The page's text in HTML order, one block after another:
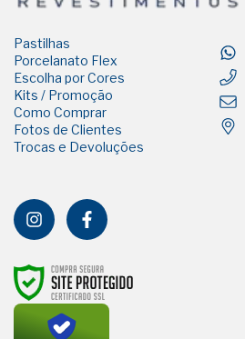
Pastilhas
Porcelanato Flex
Escolha por Cores
Kits / Promoção
Como Comprar
Fotos de Clientes
Trocas e Devoluções